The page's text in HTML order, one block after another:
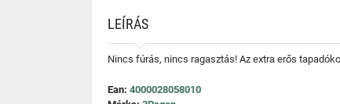
LEÍRÁS
Nincs fúrás, nincs ragasztás! Az extra erős
Ean: 4000028058010